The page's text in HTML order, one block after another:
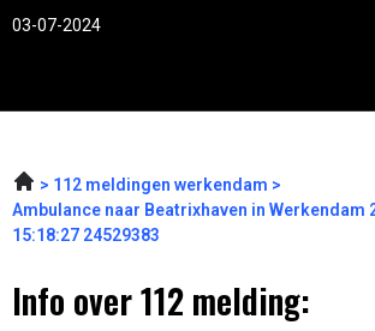
03-07-2024
112 meldingen werkendam
Ambulance naar Beatrixhaven in Werkendam
15:18:27 24529383
Info over 112 melding: